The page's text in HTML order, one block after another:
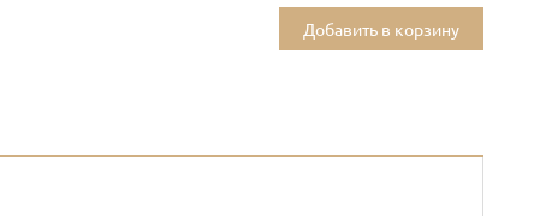
Добавить в корзину